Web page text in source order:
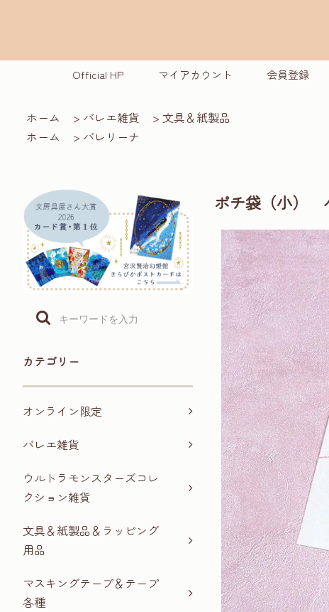
Official HP マイアカウント 会員登録
ホーム > バレエ雑貨 > 文具＆紙製品
ホーム
> バレリーナ
カテゴリー
オンライン限定
バレエ雑貨
ウルトラモンスターズコレ
クション雑貨
文具＆紙製品＆ラッピング
用品
マスキングテープ＆テープ
各種
ポチ袋（小）